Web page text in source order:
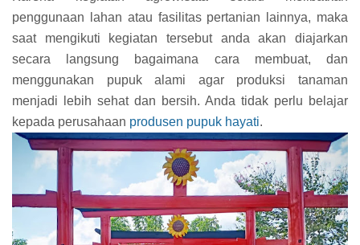
penggunaan lahan atau fasilitas pertanian lainnya, maka
saat mengikuti kegiatan tersebut anda akan diajarkan
secara langsung bagaimana cara membuat, dan
menggunakan pupuk alami agar produksi tanaman
menjadi lebih sehat dan bersih. Anda tidak perlu belajar
kepada perusahaan produsen pupuk hayati.